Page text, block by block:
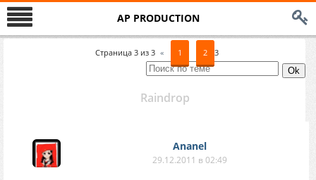
AP PRODUCTION
Страница 3 из 3 « 1 2 3
Raindrop
Ananel
29.12.2011 в 02:49